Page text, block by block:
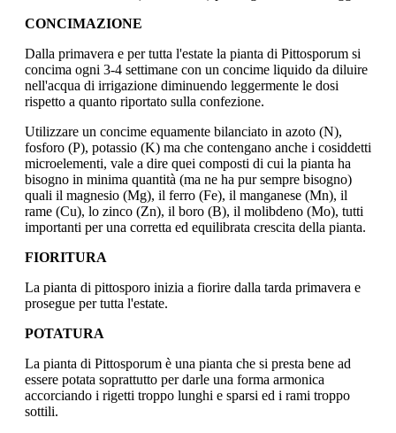
CONCIMAZIONE
Dalla primavera e per tutta l'estate la pianta di Pittosporum si
concima ogni 3-4 settimane con un concime liquido da diluire
nell'acqua di irrigazione diminuendo leggermente le dosi
rispetto a quanto riportato sulla confezione.
Utilizzare un concime equamente bilanciato in azoto (N),
fosforo (P), potassio (K) ma che contengano anche i cosiddetti
microelementi, vale a dire quei composti di cui la pianta ha
bisogno in minima quantità (ma ne ha pur sempre bisogno)
quali il magnesio (Mg), il ferro (Fe), il manganese (Mn), il
rame (Cu), lo zinco (Zn), il boro (B), il molibdeno (Mo), tutti
importanti per una corretta ed equilibrata crescita della pianta.
FIORITURA
La pianta di pittosporo inizia a fiorire dalla tarda primavera e
prosegue per tutta l'estate.
POTATURA
La pianta di Pittosporum è una pianta che si presta bene ad
essere potata soprattutto per darle una forma armonica
accorciando i rigetti troppo lunghi e sparsi ed i rami troppo
sottili.